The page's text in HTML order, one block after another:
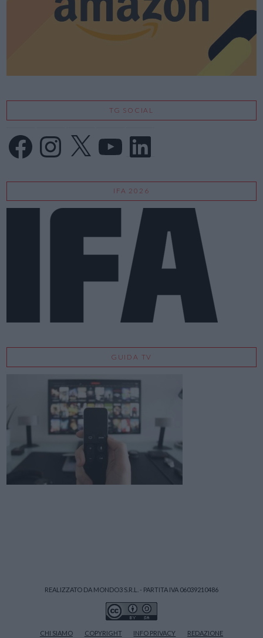
TG SOCIAL
FacebookInstagram
X LinkedIn
IFA 2026
GUIDA TV
REALIZZATO DA MONDO3 S.R.L. - PARTITA IVA 06039210486
CHI SIAMO COPYRIGHT INFO PRIVACY REDAZIONE